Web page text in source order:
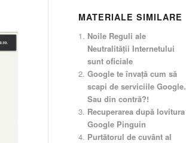
MATERIALE SIMILARE
Noile Reguli ale
Neutralităţii Internetului
sunt oficiale
Google te învață cum să
scapi de serviciile Google.
Sau din contră?!
Recuperarea după lovitura
Google Pinguin
Purtătorul de cuvânt al